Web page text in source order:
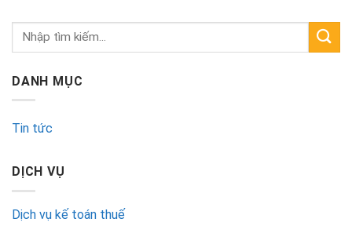
DANH MỤC
Tin tức
DỊCH VỤ
Dịch vụ kế toán thuế